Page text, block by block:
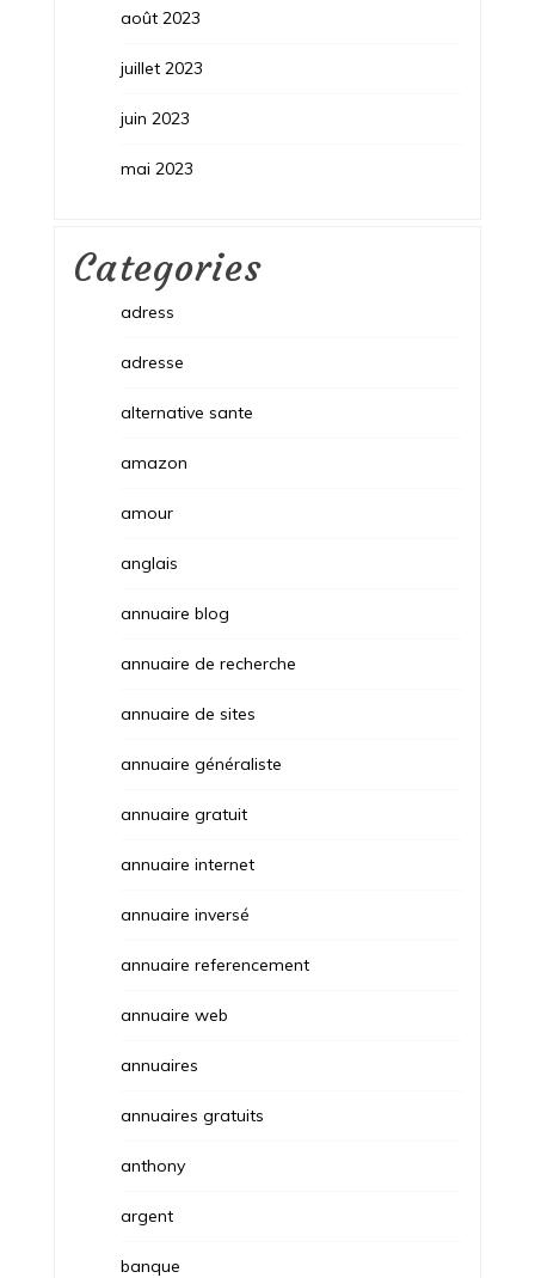
août 2023
juillet 2023
juin 2023
mai 2023
Categories
adress
adresse
alternative sante
amazon
amour
anglais
annuaire blog
annuaire de recherche
annuaire de sites
annuaire généraliste
annuaire gratuit
annuaire internet
annuaire inversé
annuaire referencement
annuaire web
annuaires
annuaires gratuits
anthony
argent
banque